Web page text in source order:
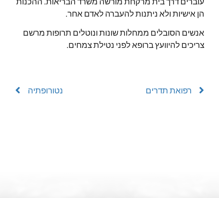
הן אישיות ולא ניתנות להעברה לאדם אחר.
אנשים הסובלים ממחלות שונות ונוטלים תרופות מרשם
צריכים להיוועץ ברופא לפני נטילת צמחים.
רפואת תדרים נטורופתיה